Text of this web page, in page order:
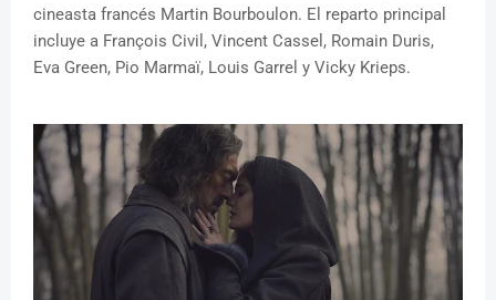
cineasta francés Martin Bourboulon. El reparto principal
incluye a François Civil, Vincent Cassel, Romain Duris,
Eva Green, Pio Marmaï, Louis Garrel y Vicky Krieps.